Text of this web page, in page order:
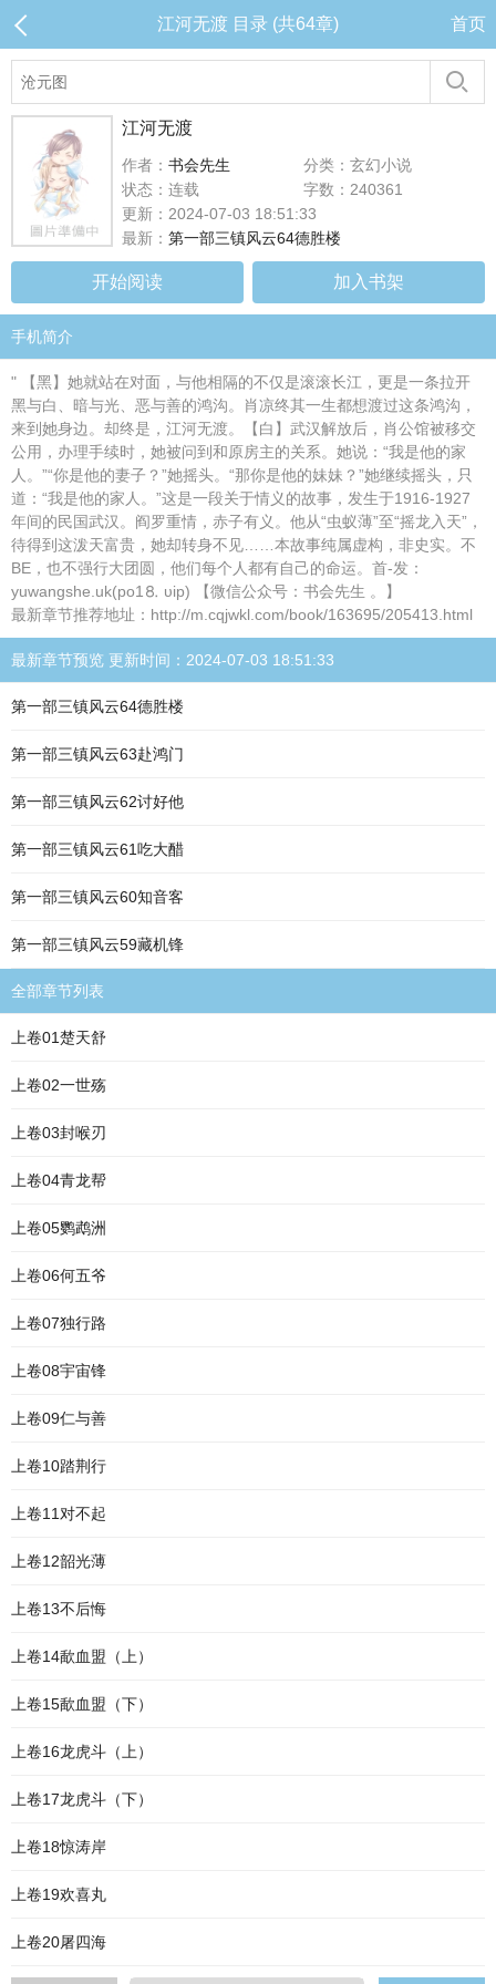
江河无渡 目录 (共64章) 首页
江河无渡
作者： 书会先生
分类：玄幻小说
状态：连载
字数：240361
更新：2024-07-03 18:51:33
最新： 第一部三镇风云64德胜楼
开始阅读 加入书架
手机简介
" 【黑】她就站在对面，与他相隔的不仅是滚滚长江，更是一条拉开
黑与白、暗与光、恶与善的鸿沟。肖凉终其一生都想渡过这条鸿沟，
来到她身边。却终是，江河无渡。【白】武汉解放后，肖公馆被移交
公用，办理手续时，她被问到和原房主的关系。她说：“我是他的家
人。”“你是他的妻子？”她摇头。“那你是他的妹妹？”她继续摇头，只
道：“我是他的家人。”这是一段关于情义的故事，发生于1916-1927
年间的民国武汉。阎罗重情，赤子有义。他从“虫蚁薄”至“摇龙入天”，
待得到这泼天富贵，她却转身不见……本故事纯属虚构，非史实。不
BE，也不强行大团圆，他们每个人都有自己的命运。首-发：
yuwangshe.uk(po1⒏ υip) 【微信公众号：书会先生 。】
最新章节推荐地址：http://m.cqjwkl.com/book/163695/205413.html
最新章节预览 更新时间：2024-07-03 18:51:33
第一部三镇风云64德胜楼
第一部三镇风云63赴鸿门
第一部三镇风云62讨好他
第一部三镇风云61吃大醋
第一部三镇风云60知音客
第一部三镇风云59藏机锋
全部章节列表
上卷01楚天舒
上卷02一世殇
上卷03封喉刃
上卷04青龙帮
上卷05鹦鹉洲
上卷06何五爷
上卷07独行路
上卷08宇宙锋
上卷09仁与善
上卷10踏荆行
上卷11对不起
上卷12韶光薄
上卷13不后悔
上卷14歃血盟（上）
上卷15歃血盟（下）
上卷16龙虎斗（上）
上卷17龙虎斗（下）
上卷18惊涛岸
上卷19欢喜丸
上卷20屠四海